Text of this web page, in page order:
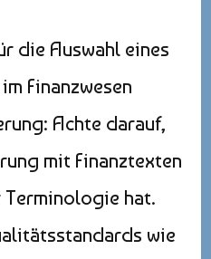
die Auswahl eines
Finanzwesen
Achte darauf,
mit Finanztexten
hat.
wie